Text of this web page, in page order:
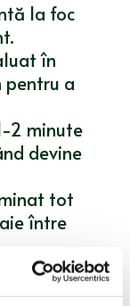
la foc
în
a
2 minute
devine
tot
între
cuburi